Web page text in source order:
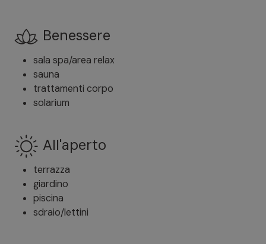
Benessere
sala spa/area relax
sauna
trattamenti corpo
solarium
All'aperto
terrazza
giardino
piscina
sdraio/lettini